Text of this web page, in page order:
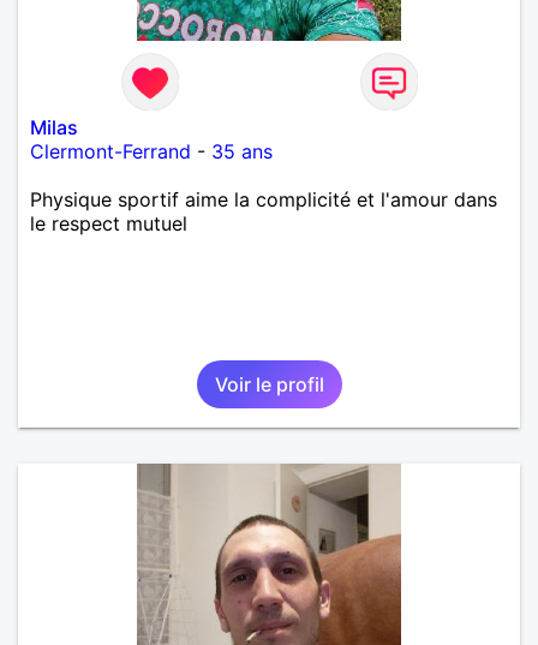
Milas
Clermont-Ferrand - 35 ans
Physique sportif aime la complicité et l'amour dans
le respect mutuel
Voir le profil